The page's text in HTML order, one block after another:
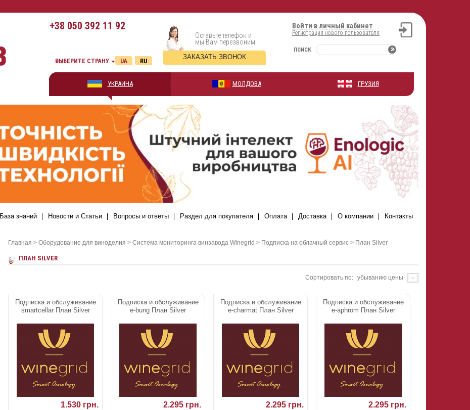
+38 050 392 11 92 Войти в личный кабинет
Регистрация нового пользователя
ПОИСК
Оставьте телефон и
мы Вам перезвоним
ЗАКАЗАТЬ ЗВОНОК
ВЫБЕРИТЕ СТРАНУ RU
UA
УКРАИНА МОЛДОВА ГРУЗИЯ
База знаний Новости и Статьи Вопросы и ответы Раздел для покупателя Оплата Доставка О компании Контакты
Главная > Оборудование для виноделия > Cистема мониторинга винзавода Winegrid > Подписка на облачный сервис > План Silver
ПЛАН SILVER
Сортировать по: убыванию цены
Подписка и обслуживание
smartcellar План Silver
1.530 грн.
Подписка и обслуживание
e-bung План Silver
2.295 грн.
Подписка и обслуживание
e-charmat План Silver
2.295 грн.
Подписка и обслуживание
e-aphrom План Silver
2.295 грн.